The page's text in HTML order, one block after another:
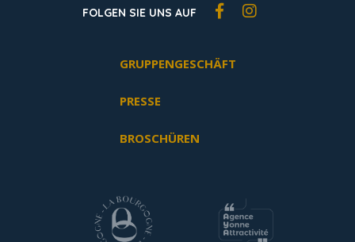
FOLGEN SIE UNS AUF
GRUPPENGESCHÄFT
PRESSE
BROSCHÜREN